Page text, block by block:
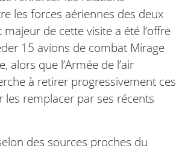
les forces aériennes des deux
de cette visite a été l’offre
15 avions de combat Mirage
alors que l’Armée de l’air
à retirer progressivement ces
les remplacer par ses récents
des sources proches du